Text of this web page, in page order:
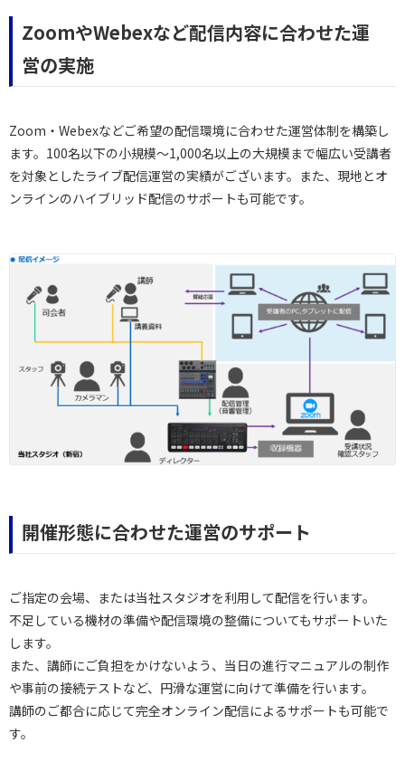
ZoomやWebexなど配信内容に合わせた運
営の実施
Zoom・Webexなどご希望の配信環境に合わせた運営体制を構築し
ます。100名以下の小規模～1,000名以上の大規模まで幅広い受講者
を対象としたライブ配信運営の実績がございます。また、現地とオ
ンラインのハイブリッド配信のサポートも可能です。
開催形態に合わせた運営のサポート
ご指定の会場、または当社スタジオを利用して配信を行います。
不足している機材の準備や配信環境の整備についてもサポートいた
します。
また、講師にご負担をかけないよう、当日の進行マニュアルの制作
や事前の接続テストなど、円滑な運営に向けて準備を行います。
講師のご都合に応じて完全オンライン配信によるサポートも可能で
す。